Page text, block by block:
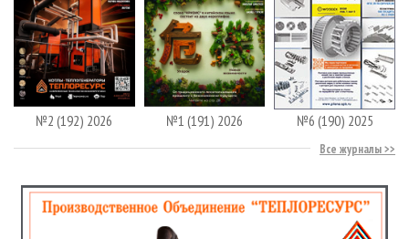
№2 (192) 2026 №1 (191) 2026 №6 (190) 2025
Все журналы